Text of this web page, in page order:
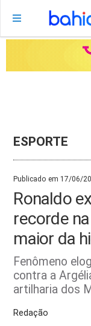
ESPORTE
Publicado em 17/06/
Ronaldo
recorde
maior da
Fenômeno
contra a
artilharia dos
Redação